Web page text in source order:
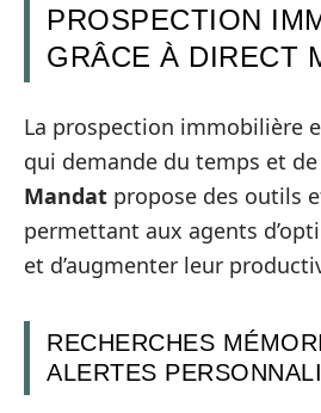
PROSPECTION
GRÂCE À DIRECT
La prospection immobilière
qui demande du temps et
Mandat propose des outils
permettant aux agents
et d’augmenter leur
RECHERCHES
ALERTES